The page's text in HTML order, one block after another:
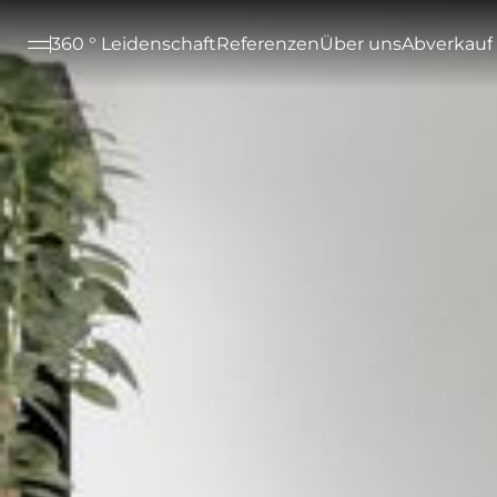
360 ° LeidenschaftReferenzenÜber unsAbverkauf